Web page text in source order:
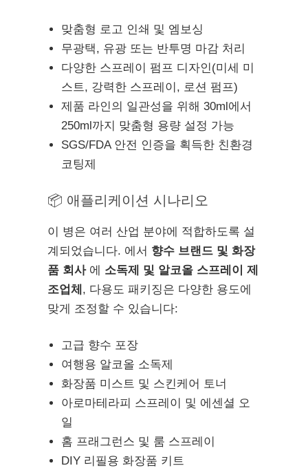
맞춤형 로고 인쇄 및 엠보싱
무광택, 유광 또는 반투명 마감 처리
다양한 스프레이 펌프 디자인(미세 미
스트, 강력한 스프레이, 로션 펌프)
제품 라인의 일관성을 위해 30ml에서
250ml까지 맞춤형 용량 설정 가능
SGS/FDA 안전 인증을 획득한 친환경
코팅제
📦 애플리케이션 시나리오
이 병은 여러 산업 분야에 적합하도록 설
계되었습니다. 에서 향수 브랜드 및 화장
품 회사 에 소독제 및 알코올 스프레이 제
조업체 , 다용도 패키징은 다양한 용도에
맞게 조정할 수 있습니다:
고급 향수 포장
여행용 알코올 소독제
화장품 미스트 및 스킨케어 토너
아로마테라피 스프레이 및 에센셜 오
일
홈 프래그런스 및 룸 스프레이
DIY 리필용 화장품 키트